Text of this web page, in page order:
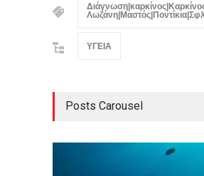
ΥΓΕΙΑ
Posts Carousel